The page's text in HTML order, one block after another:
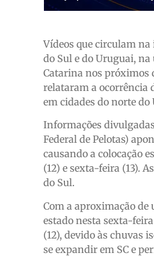
Vídeos que circulam
do Sul e do Uruguai,
Catarina nos próximos
relataram a ocorrência
em cidades do norte do
Informações
Federal de Pelotas)
causando a colocação
(12) e sexta-feira (13).
do Sul.
Com a aproximação
estado nesta sexta-
(12), devido às chuvas
se expandir em SC e